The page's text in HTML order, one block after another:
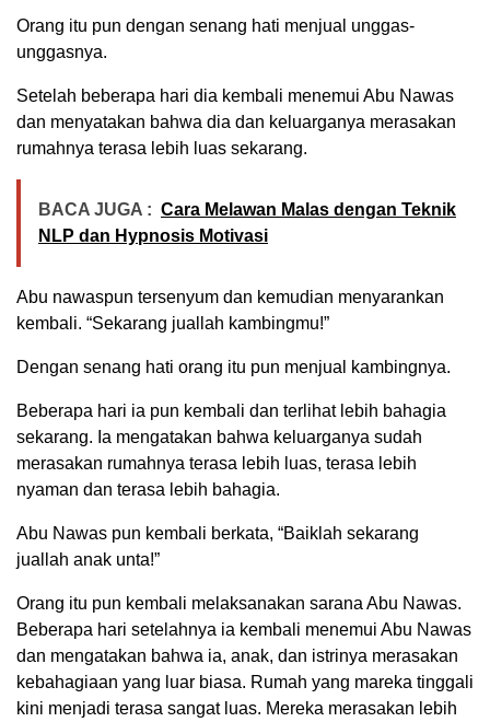
Orang itu pun dengan senang hati menjual unggas-
unggasnya.
Setelah beberapa hari dia kembali menemui Abu Nawas
dan menyatakan bahwa dia dan keluarganya merasakan
rumahnya terasa lebih luas sekarang.
BACA JUGA : Cara Melawan Malas dengan Teknik
NLP dan Hypnosis Motivasi
Abu nawaspun tersenyum dan kemudian menyarankan
kembali. “Sekarang juallah kambingmu!”
Dengan senang hati orang itu pun menjual kambingnya.
Beberapa hari ia pun kembali dan terlihat lebih bahagia
sekarang. Ia mengatakan bahwa keluarganya sudah
merasakan rumahnya terasa lebih luas, terasa lebih
nyaman dan terasa lebih bahagia.
Abu Nawas pun kembali berkata, “Baiklah sekarang
juallah anak unta!”
Orang itu pun kembali melaksanakan sarana Abu Nawas.
Beberapa hari setelahnya ia kembali menemui Abu Nawas
dan mengatakan bahwa ia, anak, dan istrinya merasakan
kebahagiaan yang luar biasa. Rumah yang mareka tinggali
kini menjadi terasa sangat luas. Mereka merasakan lebih